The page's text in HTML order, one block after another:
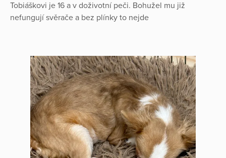
Tobiáškovi je 16 a v doživotní peči. Bohužel mu již
nefungují svěrače a bez plínky to nejde